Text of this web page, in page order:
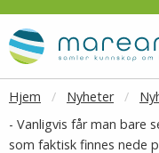
Gå til hovedinnhold
Hjem Nyheter
- Vanligvis får man bare
som faktisk finnes nede